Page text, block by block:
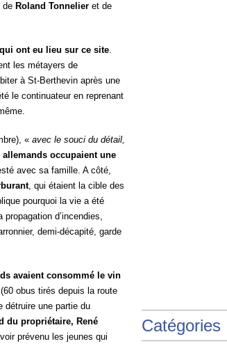
de Roland Tonnelier et de
ont eu lieu sur ce site.
les métayers de
à St-Berthevin après une
le continuateur en reprenant
« avec le souci du détail,
allemands occupaient une
avec sa famille. A côté,
, qui étaient la cible des
pourquoi la vie a été
d’incendies,
demi-décapité, garde
avaient consommé le vin
obus tirés depuis la route
détruire une partie du
du propriétaire, René
prévenu les jeunes qui
Catégories